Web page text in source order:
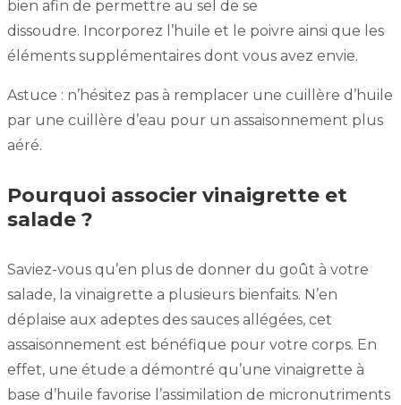
bien afin de permettre au sel de se
dissoudre. Incorporez l’huile et le poivre ainsi que les
éléments supplémentaires dont vous avez envie.
Astuce : n’hésitez pas à remplacer une cuillère d’huile
par une cuillère d’eau pour un assaisonnement plus
aéré.
Pourquoi associer vinaigrette et
salade ?
Saviez-vous qu’en plus de donner du goût à votre
salade, la vinaigrette a plusieurs bienfaits. N’en
déplaise aux adeptes des sauces allégées, cet
assaisonnement est bénéfique pour votre corps. En
effet, une étude a démontré qu’une vinaigrette à
base d’huile favorise l’assimilation de micronutriments